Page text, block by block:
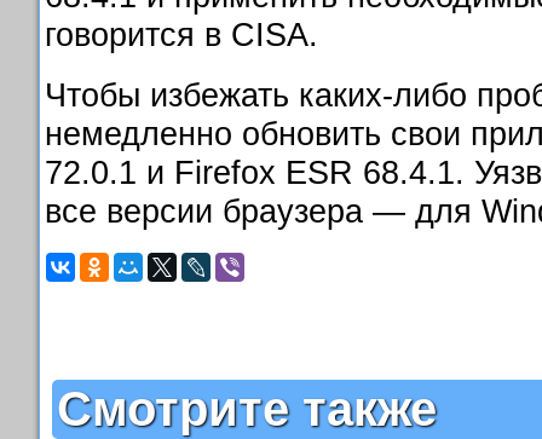
говорится в CISA.
Чтобы избежать каких-либо
немедленно обновить свои
72.0.1 и Firefox ESR 68.4.1.
все версии браузера — для
Смотрите также